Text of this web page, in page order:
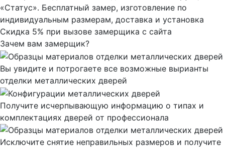
«Статус». Бесплатный замер, изготовление по
индивидуальным размерам, доставка и установка
Скидка 5% при вызове замерщика с сайта
Зачем вам замерщик?
Вы увидите и потрогаете все возможные вырианты
отделки металлических дверей
Получите исчерпывающую информацию о типах и
комплектациях дверей от профессионала
Исключите снятие неправильных размеров и получите